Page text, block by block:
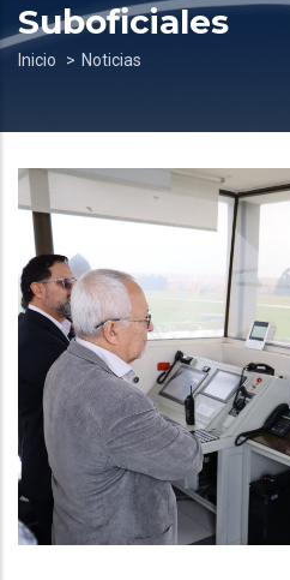
Suboficiales
Sobrescribir
de
ayuda
a
la
navegación
Inicio Noticias